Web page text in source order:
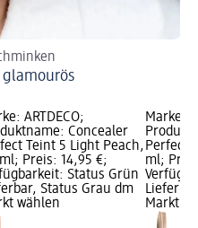
ARTDECO;
Concealer
Teint 5 Light Peach,
Preis: 14,95 €;
Status Grün
Status Grau dm
wählen
Marke:
Perfect
ml;
Markt